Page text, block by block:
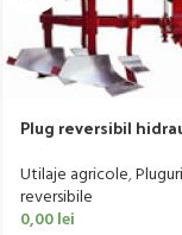
Plug reversibil
Utilaje agricole,
reversibile
0,00lei